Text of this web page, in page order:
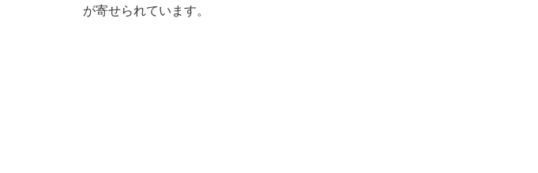
が寄せられています。